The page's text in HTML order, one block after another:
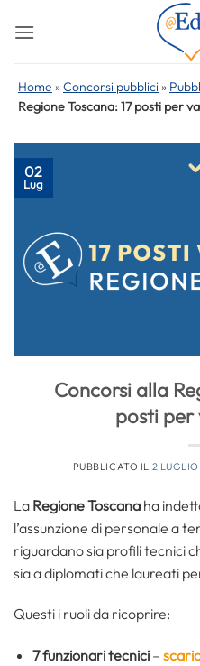
Home »Concorsi pubblici »
Regione Toscana: 17 posti per
02
Lug
Concorsi alla
posti
PUBBLICATO IL 2
La Regione Toscana ha
l’assunzione di personale a
riguardano sia profili tecnici
sia a diplomati che laureati
Questi i ruoli da ricoprire:
7 funzionari tecnici–